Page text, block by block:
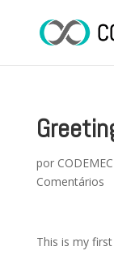
por CODEMEC
Comentários
This is my